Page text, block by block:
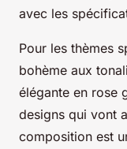
avec les
Pour les thèmes
bohème aux
élégante en rose
designs qui vont
composition est